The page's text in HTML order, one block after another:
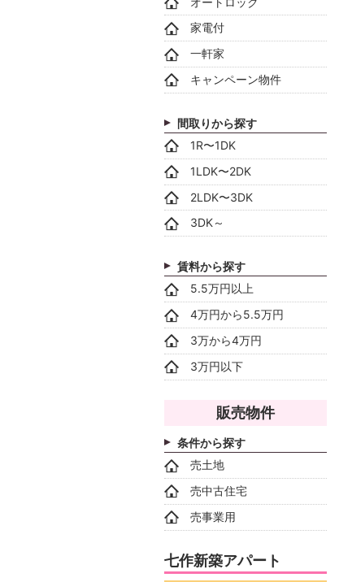
家電付
一軒家
キャンペーン物件
間取りから探す
1R〜1DK
1LDK〜2DK
2LDK〜3DK
3DK～
賃料から探す
5.5万円以上
4万円から5.5万円
3万から4万円
3万円以下
販売物件
条件から探す
売土地
売中古住宅
売事業用
七作新築アパート